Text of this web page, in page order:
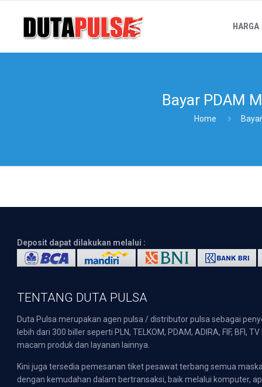
HARGA
Bayar PDAM
Home
Deposit dapat dilakukan melalui :
TENTANG DUTA PULSA
Duta Pulsa merupakan agen pulsa / distributor pulsa sebagai
lebih dari 300 biller seperti PLN, TELKOM, PDAM, ADIRA, FIF,
macam produk dan layanan lainnya.
Kini juga tersedia pemesanan tiket pesawat terbang semua
dengan kemudahan dalam bertransaksi, baik melalui komputer,